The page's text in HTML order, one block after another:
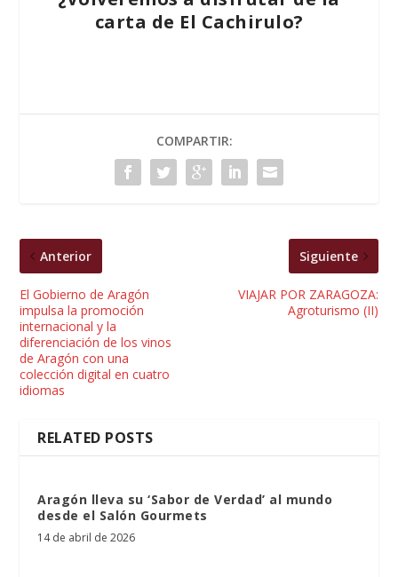
carta de El Cachirulo?
COMPARTIR:
Anterior
El Gobierno de Aragón
impulsa la promoción
internacional y la
diferenciación de los vinos
de Aragón con una
colección digital en cuatro
idiomas
Siguiente
VIAJAR POR ZARAGOZA:
Agroturismo (II)
RELATED POSTS
Aragón lleva su ‘Sabor de Verdad’ al mundo
desde el Salón Gourmets
14 de abril de 2026